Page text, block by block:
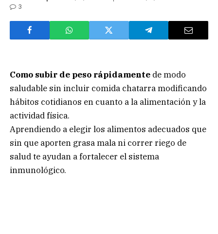
3
Como subir de peso rápidamente de modo
saludable sin incluir comida chatarra modificando
hábitos cotidianos en cuanto a la alimentación y la
actividad física.
Aprendiendo a elegir los alimentos adecuados que
sin que aporten grasa mala ni correr riego de
salud te ayudan a fortalecer el sistema
inmunológico.